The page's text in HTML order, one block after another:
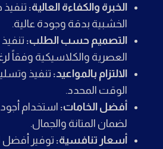
الخبرة والكفاءة العالية: تنفيذ
الخشبية بدقة وجودة عالية.
التصميم حسب الطلب:
العصرية والكلاسيكية وفقاً
الالتزام بالمواعيد: تنفيذ
الوقت المحدد.
أفضل الخامات: استخدام
لضمان المتانة والجمال.
أسعار تنافسية: توفير أفضل